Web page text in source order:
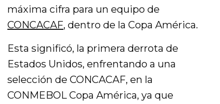
máxima cifra para un equipo de
CONCACAF, dentro de la Copa América.
Esta significó, la primera derrota de
Estados Unidos, enfrentando a una
selección de CONCACAF, en la
CONMEBOL Copa América, ya que